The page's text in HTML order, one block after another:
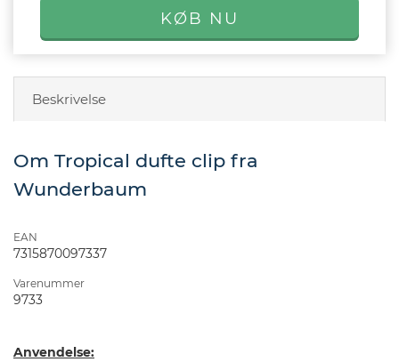
Beskrivelse
Om Tropical dufte clip fra
Wunderbaum
EAN
7315870097337
Varenummer
9733
Anvendelse: